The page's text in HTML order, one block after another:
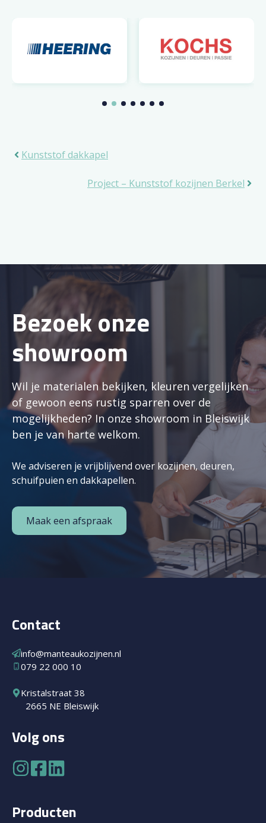
Kunststof dakkapel
Project – Kunststof kozijnen Berkel
Bezoek onze
showroom
Wil je materialen bekijken, kleuren vergelijken
of gewoon eens rustig sparren over de
mogelijkheden? In onze showroom in Bleiswijk
ben je van harte welkom.
We adviseren je vrijblijvend over kozijnen, deuren,
schuifpuien en dakkapellen.
Maak een afspraak
Contact
info@manteaukozijnen.nl
079 22 000 10
Kristalstraat 38
2665 NE Bleiswijk
Volg ons
Producten